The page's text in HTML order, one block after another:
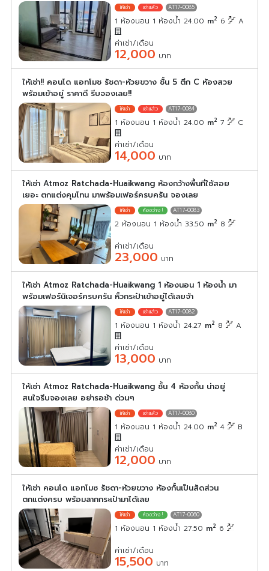
AT17-0085
1 ห้องนอน 1 ห้องน้ำ 24.00 m2 6 A
ค่าเช่า/เดือน
12,000 บาท
ให้เช่า!! คอนโด แอทโมซ รัชดา-ห้วยขวาง ชั้น 5 ตึก C ห้องสวย
พร้อมเข้าอยู่ ราคาดี รีบจองเลย!!
AT17-0084
1 ห้องนอน 1 ห้องน้ำ 24.00 m2 7 C
ค่าเช่า/เดือน
14,000 บาท
ให้เช่า Atmoz Ratchada-Huaikwang ห้องกว้างพื้นที่ใช้สอย
เยอะ ตกแต่งคุมโทน มาพร้อมเฟอร์ครบครัน จองเลย
AT17-0083
2 ห้องนอน 1 ห้องน้ำ 33.50 m2 8
ค่าเช่า/เดือน
23,000 บาท
ให้เช่า Atmoz Ratchada-Huaikwang 1 ห้องนอน 1 ห้องน้ำ มา
พร้อมเฟอร์นิเจอร์ครบครัน หิ้วกระป๋าเข้าอยู่ได้เลยจ้า
AT17-0082
1 ห้องนอน 1 ห้องน้ำ 24.27 m2 8 A
ค่าเช่า/เดือน
13,000 บาท
ให้เช่า Atmoz Ratchada-Huaikwang ชั้น 4 ห้องกั้น น่าอยู่
สนใจรีบจองเลย อย่ารอช้า ด่วนๆ
AT17-0080
1 ห้องนอน 1 ห้องน้ำ 24.00 m2 4 B
ค่าเช่า/เดือน
12,000 บาท
ให้เช่า คอนโด แอทโมซ รัชดา-ห้วยขวาง ห้องกั้นเป็นสัดส่วน
ตกแต่งครบ พร้อมลากกระเป๋ามาได้เลย
AT17-0060
1 ห้องนอน 1 ห้องน้ำ 27.50 m2 6
ค่าเช่า/เดือน
15,500 บาท